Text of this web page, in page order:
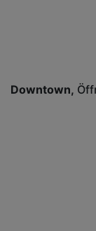
Downtown